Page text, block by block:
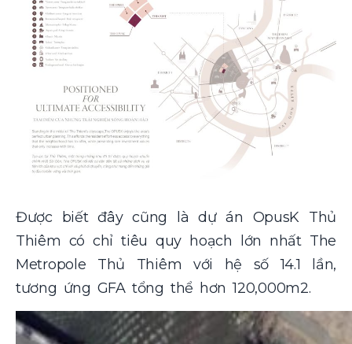
Được biết đây cũng là dự án OpusK Thủ
Thiêm có chỉ tiêu quy hoạch lớn nhất The
Metropole Thủ Thiêm với hệ số 14.1 lần,
tương ứng GFA tổng thể hơn 120,000m2.